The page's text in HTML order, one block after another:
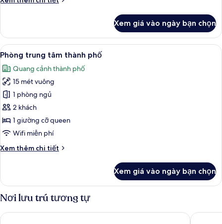
thành
Nhà
trung
tâm
thành
phố
Xem giá vào ngày bạn chọn
Xem
tất
cả
ảnh
Phòng
trung
tâm
thành
Phòng trung tâm thành phố |
6
Phòng trung tâm thành phố
Quang cảnh thành phố
15 mét vuông
1 phòng ngủ
2 khách
1 giường cỡ queen
Wifi miễn phí
Xem thêm chi tiết
Chi
Phòng
trung
tâm
thành
phố
Xem giá vào ngày bạn chọn
Nơi lưu trú tương tự
Hôtel Le Rituel Honfleur Tulip